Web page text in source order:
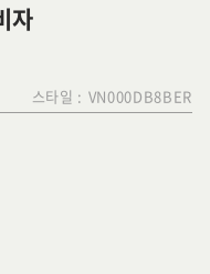
자
스타일 : VN000DB8BER